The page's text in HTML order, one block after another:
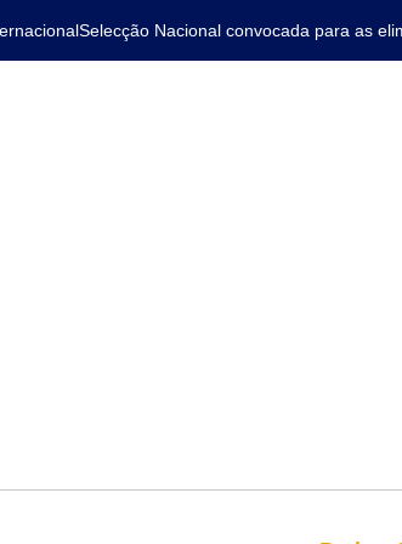
Selecção Nacional convocada para as